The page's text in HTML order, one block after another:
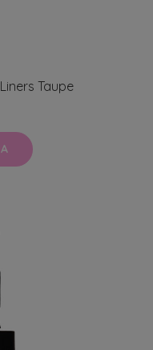
Taupe